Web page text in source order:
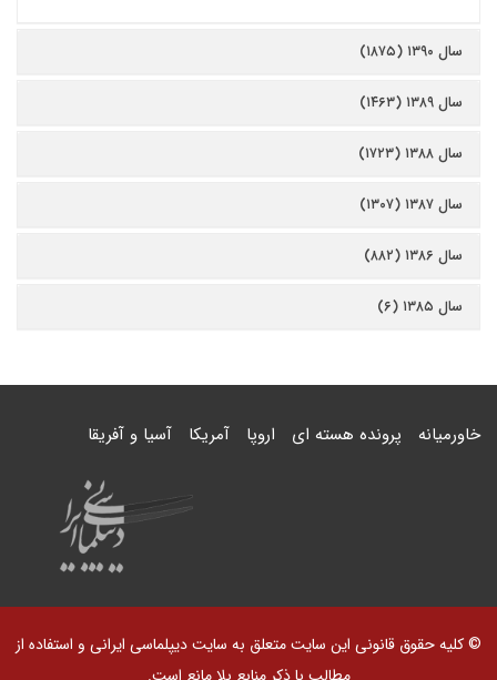
سال ۱۳۹۰ (۱۸۷۵)
سال ۱۳۸۹ (۱۴۶۳)
سال ۱۳۸۸ (۱۷۲۳)
سال ۱۳۸۷ (۱۳۰۷)
سال ۱۳۸۶ (۸۸۲)
سال ۱۳۸۵ (۶)
خاورمیانه پرونده هسته ای اروپا آمریکا آسیا و آفریقا
© کلیه حقوق قانونی این سایت متعلق به سایت دیپلماسی ایرانی و استفاده از